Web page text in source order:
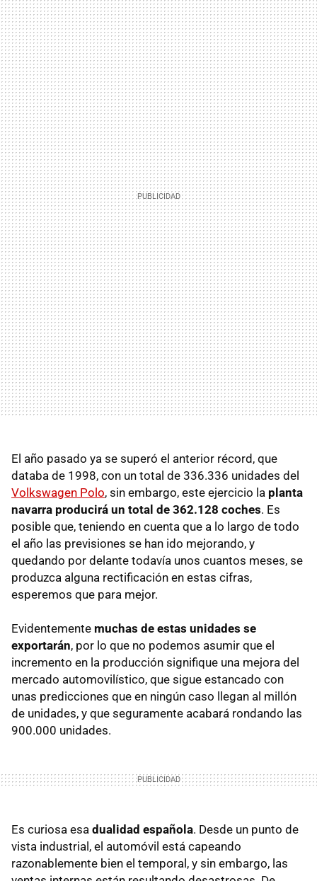
El año pasado ya se superó el anterior récord, que
databa de 1998, con un total de 336.336 unidades del
Volkswagen Polo, sin embargo, este ejercicio la planta
navarra producirá un total de 362.128 coches. Es
posible que, teniendo en cuenta que a lo largo de todo
el año las previsiones se han ido mejorando, y
quedando por delante todavía unos cuantos meses, se
produzca alguna rectificación en estas cifras,
esperemos que para mejor.
Evidentemente muchas de estas unidades se
exportarán, por lo que no podemos asumir que el
incremento en la producción signifique una mejora del
mercado automovilístico, que sigue estancado con
unas predicciones que en ningún caso llegan al millón
de unidades, y que seguramente acabará rondando las
900.000 unidades.
Es curiosa esa dualidad española. Desde un punto de
vista industrial, el automóvil está capeando
razonablemente bien el temporal, y sin embargo, las